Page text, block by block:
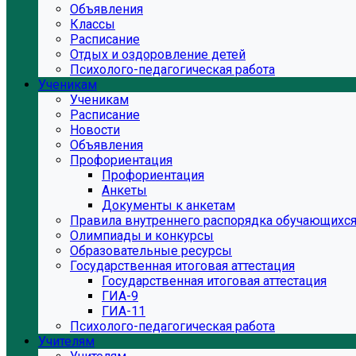
Объявления
Классы
Расписание
Отдых и оздоровление детей
Психолого-педагогическая работа
Ученикам
Ученикам
Расписание
Новости
Объявления
Профориентация
Профориентация
Анкеты
Документы к анкетам
Правила внутреннего распорядка обучающихся
Олимпиады и конкурсы
Образовательные ресурсы
Государственная итоговая аттестация
Государственная итоговая аттестация
ГИА-9
ГИА-11
Психолого-педагогическая работа
Учителям